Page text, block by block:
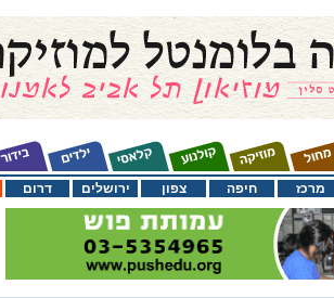
דרום ירושלים צפון חיפה מרכז